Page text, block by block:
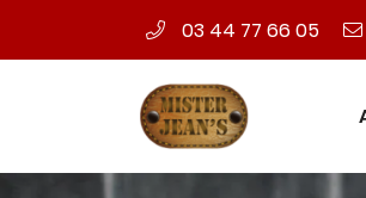
03 44 77 66 05
16 RUE ANTOINE LAVOISIER
60600 Fitz-James
03 44 77 66 05